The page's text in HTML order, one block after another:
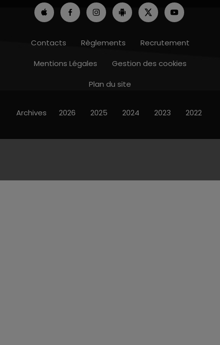
Contacts Règlements
Recrutement
Mentions Légales
Gestion des cookies
Plan du site
Archives 2026 2025 2024 2023 2022